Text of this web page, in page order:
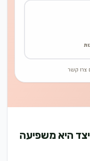
צרו קשר
היא משפיעה